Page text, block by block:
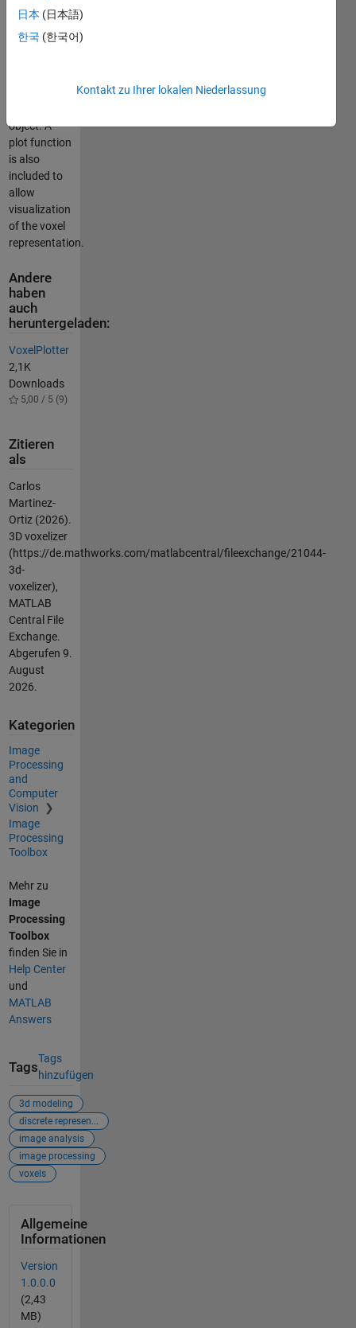
The
occupied
cells then
representation
object. A
plot function
is also
included to
allow
visualization
of the voxel
representation.
Andere
haben
auch
heruntergeladen:
VoxelPlotter
2,1K
Downloads
5,00 / 5 (9)
Zitieren
als
Carlos
Martinez-
Ortiz (2026).
3D voxelizer
(https://de.mathworks.com/matlabcentral/fileexchange/21044-
3d-
voxelizer),
MATLAB
Central File
Exchange.
Abgerufen 9.
August
2026.
Kategorien
Image
Processing
and
Computer
Vision
Image
Processing
Toolbox
Mehr zu
Image
Processing
Toolbox
finden Sie in
Help Center
und
MATLAB
Answers
Tags
Tags
hinzufügen
3d modeling
discrete represen...
image analysis
image processing
voxels
Allgemeine
Informationen
Version
1.0.0.0
(2,43
MB)
日本 (日本語)
한국 (한국어)
Kontakt zu Ihrer lokalen Niederlassung